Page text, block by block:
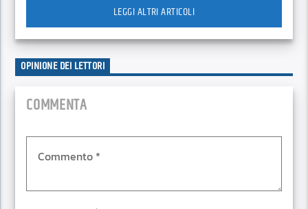
LEGGI ALTRI ARTICOLI
OPINIONE DEI LETTORI
COMMENTA